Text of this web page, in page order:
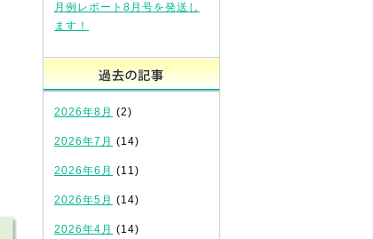
月例レポート8月号を発送し
ます！
2026年8月 (2)
2026年7月 (14)
2026年6月 (11)
2026年5月 (14)
2026年4月 (14)